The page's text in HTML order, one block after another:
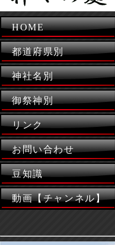
HOME
都道府県別
神社名別
御祭神別
リンク
お問い合わせ
豆知識
動画【チャンネル】